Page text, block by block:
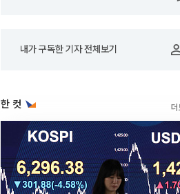
내가 구독한 기자 전체보기
한 컷